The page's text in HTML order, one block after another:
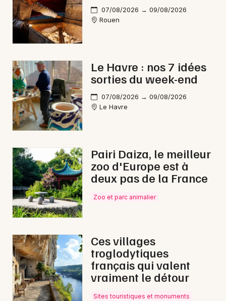
76 - Seine-Maritime
Choisir mes départements
Mon email
Je m'abonne
07/08/2026 → 09/08/2026
Rouen
Le Havre : nos 7 idées
sorties du week-end
07/08/2026 → 09/08/2026
Le Havre
Pairi Daiza, le meilleur
zoo d'Europe est à
deux pas de la France
Zoo et parc animalier
Ces villages
troglodytiques
français qui valent
vraiment le détour
Sites touristiques et monuments